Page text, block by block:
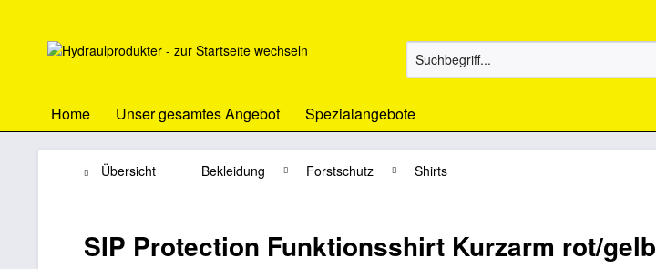
Home Unser gesamtes Angebot Spezialangebote
Übersicht Bekleidung Forstschutz Shirts
SIP Protection Funktionsshirt Kurzarm rot/gelb